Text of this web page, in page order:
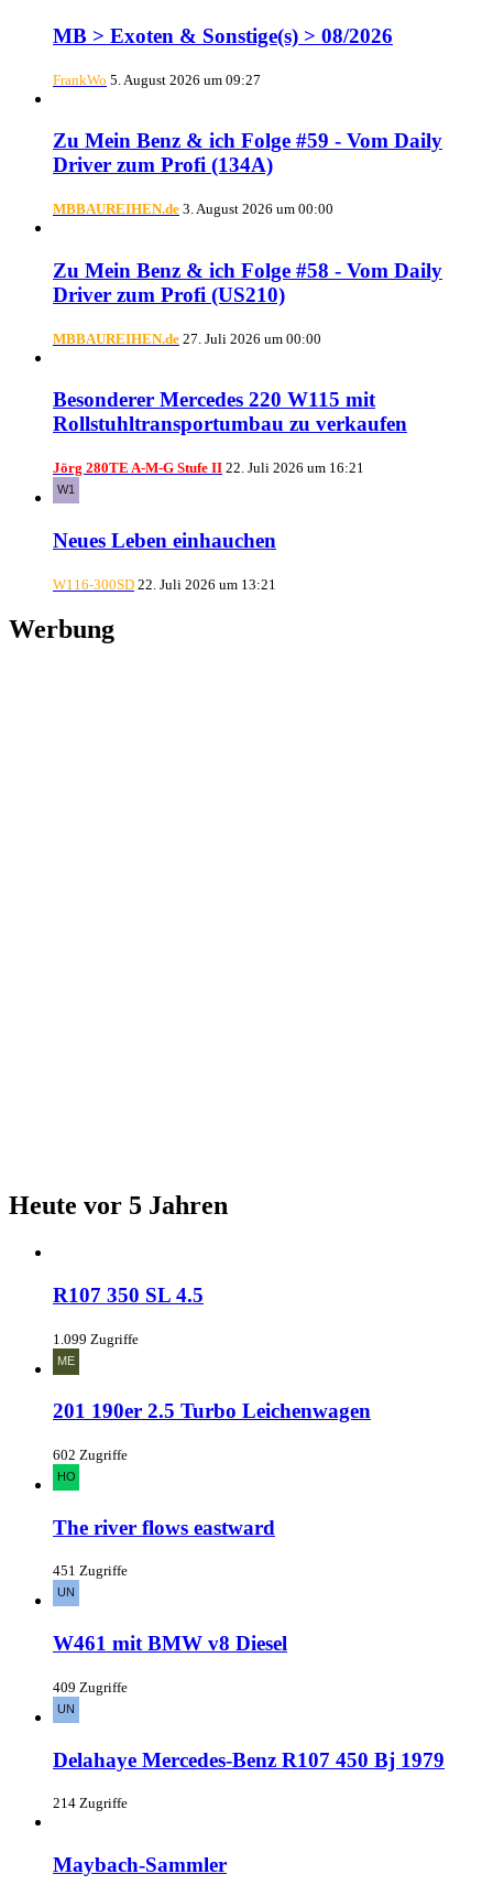
MB > Exoten & Sonstige(s) > 08/2026
FrankWo 5. August 2026 um 09:27
Zu Mein Benz & ich Folge #59 - Vom Daily
Driver zum Profi (134A)
MBBAUREIHEN.de 3. August 2026 um 00:00
Zu Mein Benz & ich Folge #58 - Vom Daily
Driver zum Profi (US210)
MBBAUREIHEN.de 27. Juli 2026 um 00:00
Besonderer Mercedes 220 W115 mit
Rollstuhltransportumbau zu verkaufen
Jörg 280TE A-M-G Stufe II 22. Juli 2026 um 16:21
Neues Leben einhauchen
W116-300SD 22. Juli 2026 um 13:21
Werbung
Heute vor 5 Jahren
R107 350 SL 4.5
1.099 Zugriffe
201 190er 2.5 Turbo Leichenwagen
602 Zugriffe
The river flows eastward
451 Zugriffe
W461 mit BMW v8 Diesel
409 Zugriffe
Delahaye Mercedes-Benz R107 450 Bj 1979
214 Zugriffe
Maybach-Sammler